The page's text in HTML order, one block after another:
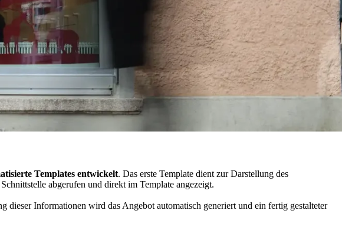
Templates entwickelt. Das erste Template dient zur Darstellung des
abgerufen und direkt im Template angezeigt.
dieser Informationen wird das Angebot automatisch generiert und ein fertig gestalteter